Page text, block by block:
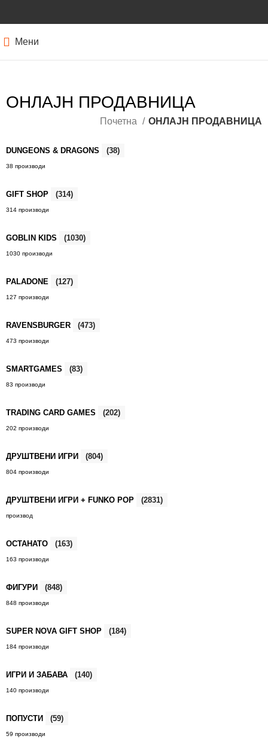
Мени
ОНЛАЈН ПРОДАВНИЦА
Почетна ОНЛАЈН ПРОДАВНИЦА
DUNGEONS & DRAGONS (38)
38 производи
GIFT SHOP (314)
314 производи
GOBLIN KIDS (1030)
1030 производи
PALADONE (127)
127 производи
RAVENSBURGER (473)
473 производи
SMARTGAMES (83)
83 производи
TRADING CARD GAMES (202)
202 производи
ДРУШТВЕНИ ИГРИ (804)
804 производи
ДРУШТВЕНИ ИГРИ + FUNKO POP (2831)
производ
ОСТАНАТО (163)
163 производи
ФИГУРИ (848)
848 производи
SUPER NOVA GIFT SHOP (184)
184 производи
ИГРИ И ЗАБАВА (140)
140 производи
ПОПУСТИ (59)
59 производи